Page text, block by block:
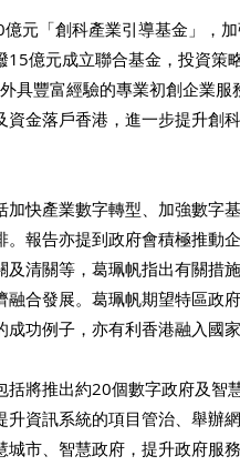
元「創科產業引導基金」，
億元成立聯合基金，投資策
具豐富經驗的專業初創企業服
金落戶香港，進一步提升創
快產業數字轉型、加強數字
報告亦提到政府會積極推動
清關等，葛珮帆指出有關措
合發展。葛珮帆期望特區政
功例子，亦有利香港融入國
將推出約20個數字政府及智
資訊系統的項目管治、舉辦
市、智慧政府，提升政府服